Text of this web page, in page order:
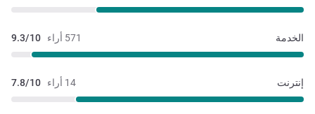
571 أراء 9.3/10 الخدمة
14 أراء 7.8/10 إنترنت